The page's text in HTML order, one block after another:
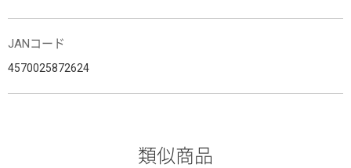
JANコード
4570025872624
類似商品